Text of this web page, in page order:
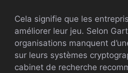
Cela signifie que les
améliorer leur jeu. Selon
organisations manquent
sur leurs systèmes
cabinet de recherche